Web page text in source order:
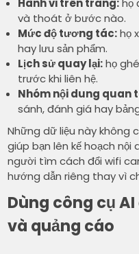
Hành vi trên trang:họ
và thoát ở bước nào.
Mức độ tương tác:họ
hay lưu sản phẩm.
Lịch sử quay lại:họ
trước khi liên hệ.
Nhóm nội dung quan
sánh, đánh giá hay
Những dữ liệu này không
giúp bạn lên kế hoạch nội
người tìm cách đổi wifi
hướng dẫn riêng thay vì
Dùng công cụ
và quảng cáo